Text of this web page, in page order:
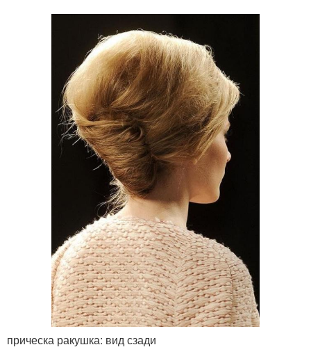
прическа ракушка: вид сзади